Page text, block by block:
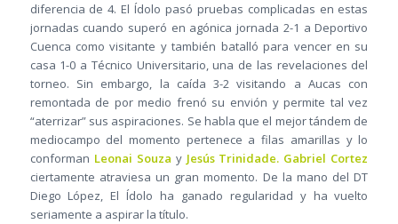
diferencia de 4. El Ídolo pasó pruebas complicadas en estas
jornadas cuando superó en agónica jornada 2-1 a Deportivo
Cuenca como visitante y también batalló para vencer en su
casa 1-0 a Técnico Universitario, una de las revelaciones del
torneo. Sin embargo, la caída 3-2 visitando a Aucas con
remontada de por medio frenó su envión y permite tal vez
“aterrizar” sus aspiraciones. Se habla que el mejor tándem de
mediocampo del momento pertenece a filas amarillas y lo
conforman Leonai Souza y Jesús Trinidade. Gabriel Cortez
ciertamente atraviesa un gran momento. De la mano del DT
Diego López, El Ídolo ha ganado regularidad y ha vuelto
seriamente a aspirar la título.